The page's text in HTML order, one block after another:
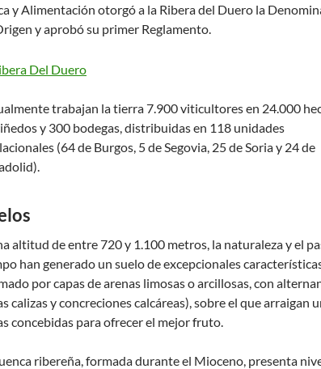
y Alimentación otorgó a la Ribera del Duero la
y aprobó su primer Reglamento.
trabajan la tierra 7.900 viticultores en 24.000
y 300 bodegas, distribuidas en 118 unidades
(64 de Burgos, 5 de Segovia, 25 de Soria y 24 de
altitud de entre 720 y 1.100 metros, la naturaleza y el
han generado un suelo de excepcionales
por capas de arenas limosas o arcillosas, con
calizas y concreciones calcáreas), sobre el que arraigan
concebidas para ofrecer el mejor fruto.
ribereña, formada durante el Mioceno, presenta